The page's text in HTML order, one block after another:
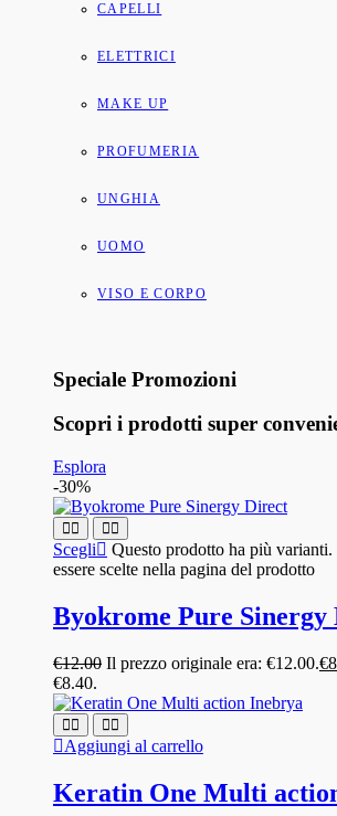
CAPELLI
ELETTRICI
MAKE UP
PROFUMERIA
UNGHIA
UOMO
VISO E CORPO
Speciale Promozioni
Scopri i prodotti super
Esplora
-30%
Scegli
Questo prodotto ha più
essere scelte nella pagina del prodotto
Byokrome Pure Sinergy
€12.00 Il prezzo originale era: €12.00.€
€8.40.
Aggiungi al carrello
Keratin One Multi